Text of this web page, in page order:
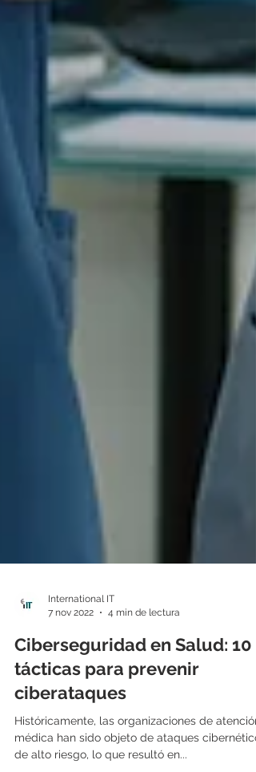
7 nov 2022
4 min de lectura
Ciberseguridad en Salud: 10
tácticas para prevenir
ciberataques
Históricamente, las organizaciones de atención